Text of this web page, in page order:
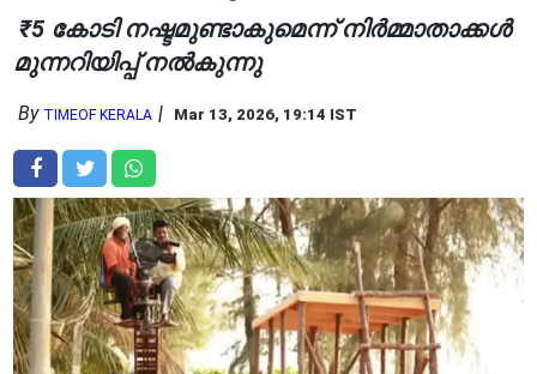
₹5 കോടി നഷ്ടമുണ്ടാകുമെന്ന് നിർമ്മാതാക്കൾ
മുന്നറിയിപ്പ് നൽകുന്നു
By TIMEOF KERALA Mar 13, 2026, 19:14 IST